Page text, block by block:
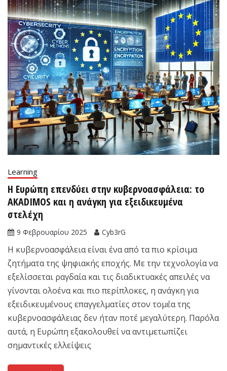
Learning
Η Ευρώπη επενδύει στην κυβερνοασφάλεια: το
AKADIMOS και η ανάγκη για εξειδικευμένα
στελέχη
9 Φεβρουαρίου 2025 Cyb3rG
Η κυβερνοασφάλεια είναι ένα από τα πιο κρίσιμα
ζητήματα της ψηφιακής εποχής. Με την τεχνολογία να
εξελίσσεται ραγδαία και τις διαδικτυακές απειλές να
γίνονται ολοένα και πιο περίπλοκες, η ανάγκη για
εξειδικευμένους επαγγελματίες στον τομέα της
κυβερνοασφάλειας δεν ήταν ποτέ μεγαλύτερη. Παρόλα
αυτά, η Ευρώπη εξακολουθεί να αντιμετωπίζει
σημαντικές ελλείψεις